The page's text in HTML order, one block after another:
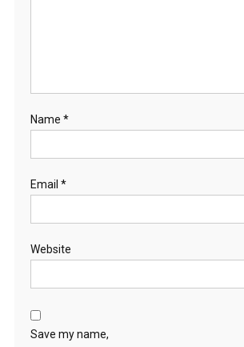
Name *
Email *
Website
Save my name,